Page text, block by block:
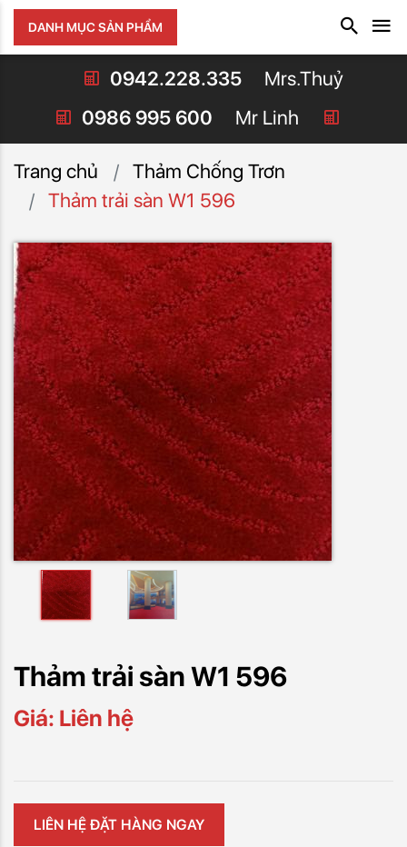
DANH MỤC SẢN PHẨM
0942.228.335
Mrs.Thuỷ
0986 995 600
Mr Linh
Trang chủ
Thảm Chống Trơn
Thảm trải sàn W1 596
Thảm trải sàn W1 596
Giá: Liên hệ
LIÊN HỆ ĐẶT HÀNG NGAY